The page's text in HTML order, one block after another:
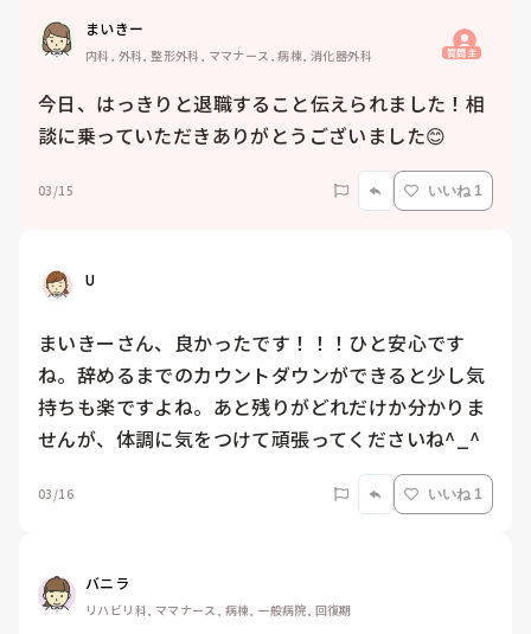
まいきー
内科, 外科, 整形外科, ママナース, 病棟, 消化器外科 質問主
今日、はっきりと退職すること伝えられました！相
談に乗っていただきありがとうございました😊
03/15 いいね 1
U
まいきーさん、良かったです！！！ひと安心です
ね。辞めるまでのカウントダウンができると少し気
持ちも楽ですよね。あと残りがどれだけか分かりま
せんが、体調に気をつけて頑張ってくださいね^_^
03/16 いいね 1
バニラ
リハビリ科, ママナース, 病棟, 一般病院, 回復期